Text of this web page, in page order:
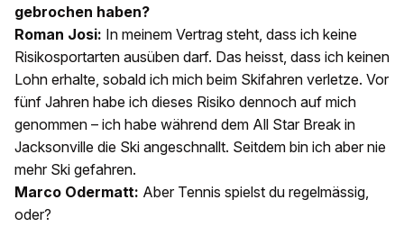
gebrochen haben?
Roman Josi: In meinem Vertrag steht, dass ich keine
Risikosportarten ausüben darf. Das heisst, dass ich keinen
Lohn erhalte, sobald ich mich beim Skifahren verletze. Vor
fünf Jahren habe ich dieses Risiko dennoch auf mich
genommen – ich habe während dem All Star Break in
Jacksonville die Ski angeschnallt. Seitdem bin ich aber nie
mehr Ski gefahren.
Marco Odermatt: Aber Tennis spielst du regelmässig,
oder?